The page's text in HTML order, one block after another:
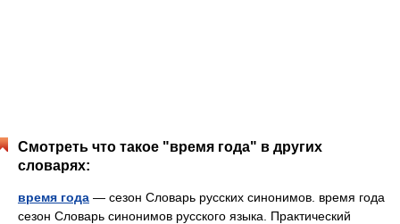
Смотреть что такое "время года" в других
словарях:
время года — сезон Словарь русских синонимов. время года
сезон Словарь синонимов русского языка. Практический